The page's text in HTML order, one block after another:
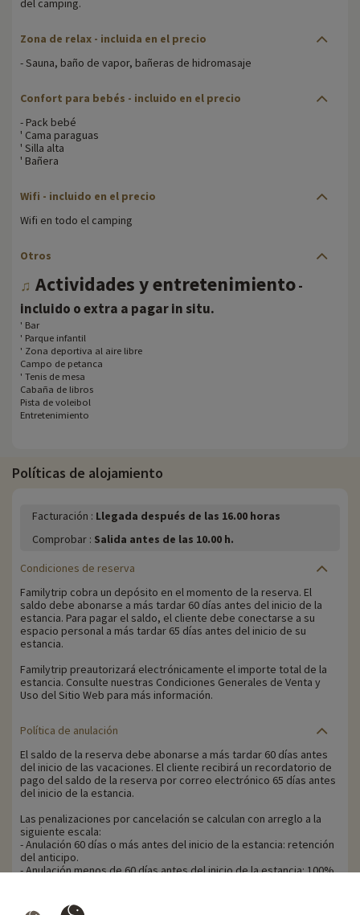
del camping.
Zona de relax - incluida en el precio
- Sauna, baño de vapor, bañeras de hidromasaje
Confort para bebés - incluido en el precio
- Pack bebé
' Cama paraguas
' Silla alta
' Bañera
Wifi - incluido en el precio
Wifi en todo el camping
Otros
♫ Actividades y entretenimiento-
incluido o extra a pagar in situ.
' Bar
' Parque infantil
' Zona deportiva al aire libre
Campo de petanca
' Tenis de mesa
Cabaña de libros
Pista de voleibol
Entretenimiento
Políticas de alojamiento
Facturación : Llegada después de las 16.00 horas
Comprobar : Salida antes de las 10.00 h.
Condiciones de reserva
Familytrip cobra un depósito en el momento de la reserva. El
saldo debe abonarse a más tardar 60 días antes del inicio de la
estancia. Para pagar el saldo, el cliente debe conectarse a su
espacio personal a más tardar 65 días antes del inicio de su
estancia.
Familytrip preautorizará electrónicamente el importe total de la
estancia. Consulte nuestras Condiciones Generales de Venta y
Uso del Sitio Web para más información.
Política de anulación
El saldo de la reserva debe abonarse a más tardar 60 días antes
del inicio de las vacaciones. El cliente recibirá un recordatorio de
pago del saldo de la reserva por correo electrónico 65 días antes
del inicio de la estancia.
Las penalizaciones por cancelación se calculan con arreglo a la
siguiente escala:
- Anulación 60 días o más antes del inicio de la estancia: retención
del anticipo.
- Anulación menos de 60 días antes del inicio de la estancia: 100%
Familytrip le recomienda contratar un seguro de anulación con su